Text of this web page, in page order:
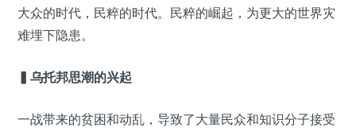
大众的时代，民粹的时代。民粹的崛起，为更大的世界灾
难埋下隐患。
▍乌托邦思潮的兴起
一战带来的贫困和动乱，导致了大量民众和知识分子接受